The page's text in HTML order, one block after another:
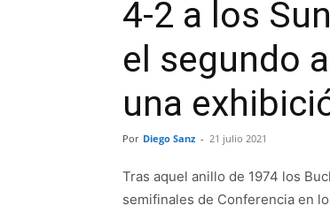
4-2 a los
el segundo
una
Por Diego Sanz - 21 julio 2021
Tras aquel anillo de 1974 los
semifinales de Conferencia en